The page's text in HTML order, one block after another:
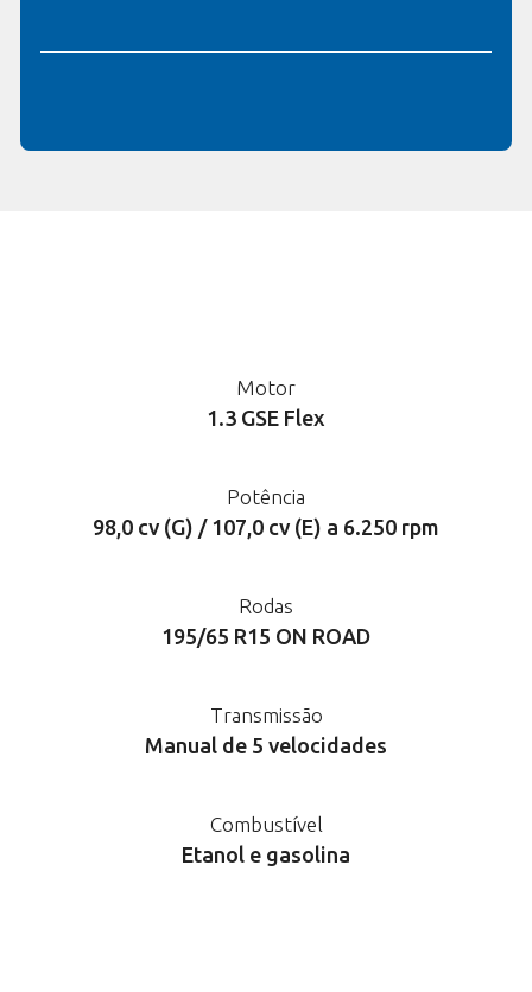
Motor
1.3 GSE Flex
Potência
98,0 cv (G) / 107,0 cv (E) a 6.250 rpm
Rodas
195/65 R15 ON ROAD
Transmissão
Manual de 5 velocidades
Combustível
Etanol e gasolina